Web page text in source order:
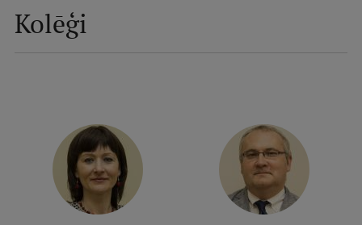
Stratēģija
RSU fonds
Aula
Muzeji un ekspozīcijas
Kolēģi